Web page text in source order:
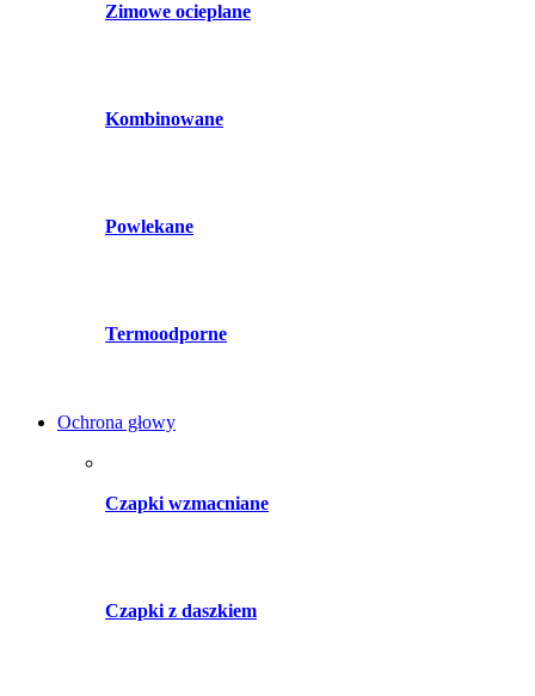
Zimowe ocieplane
Kombinowane
Powlekane
Termoodporne
Ochrona głowy
Czapki wzmacniane
Czapki z daszkiem